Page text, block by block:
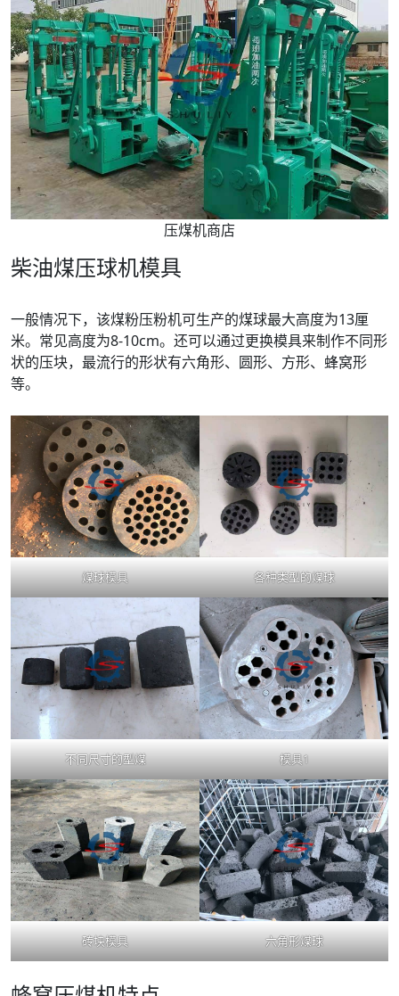
压煤机商店
柴油煤压球机模具
一般情况下，该煤粉压粉机可生产的煤球最大高度为13厘
米。常见高度为8-10cm。还可以通过更换模具来制作不同形
状的压块，最流行的形状有六角形、圆形、方形、蜂窝形
等。
煤球模具 各种类型的煤球
不同尺寸的型煤 模具1
砖块模具 六角形煤球